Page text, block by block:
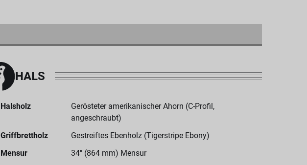
HALS
Halsholz
Gerösteter amerikanischer Ahorn (C-Profil,
angeschraubt)
Griffbrettholz
Gestreiftes Ebenholz (Tigerstripe Ebony)
Mensur
34" (864 mm) Mensur